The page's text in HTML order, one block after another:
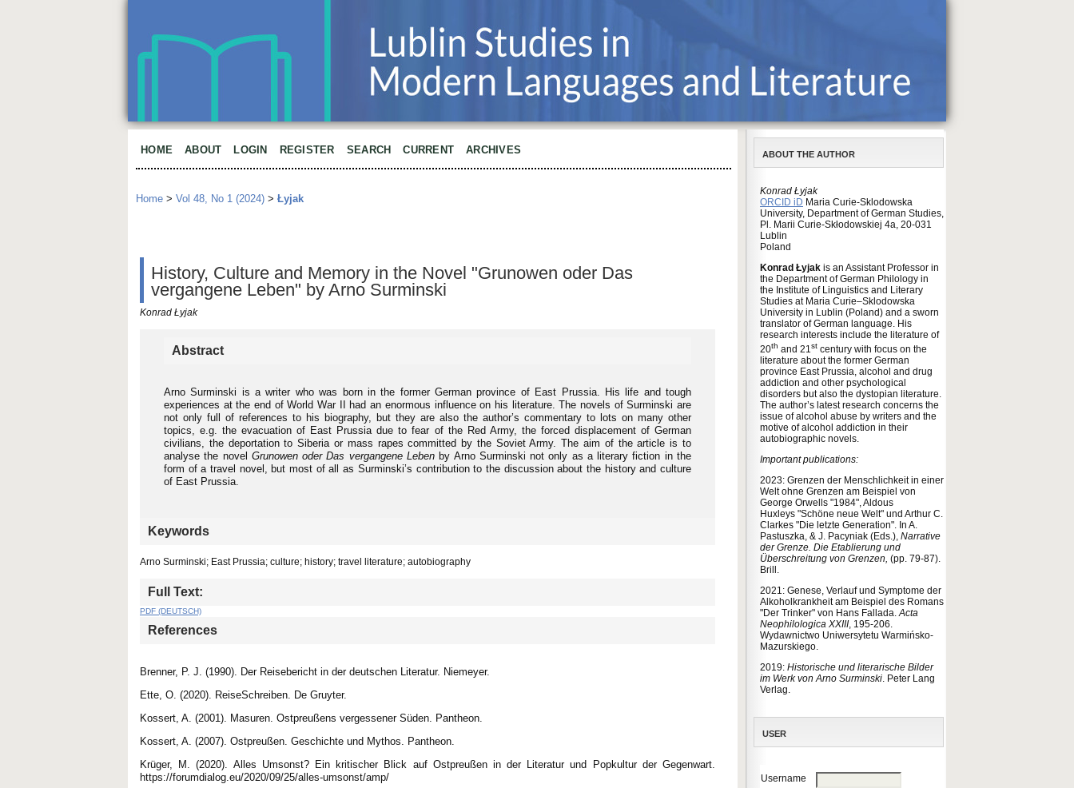
ABOUT THE AUTHOR
Konrad Łyjak
ORCID iD Maria Curie-Sklodowska
University, Department of German Studies,
Pl. Marii Curie-Skłodowskiej 4a, 20-031
Lublin
Poland
Konrad Łyjak is an Assistant Professor in
the Department of German Philology in
the Institute of Linguistics and Literary
Studies at Maria Curie–Sklodowska
University in Lublin (Poland) and a sworn
translator of German language. His
research interests include the literature of
20th and 21st century with focus on the
literature about the former German
province East Prussia, alcohol and drug
addiction and other psychological
disorders but also the dystopian literature.
The author’s latest research concerns the
issue of alcohol abuse by writers and the
motive of alcohol addiction in their
autobiographic novels.
Important publications:
2023: Grenzen der Menschlichkeit in einer
Welt ohne Grenzen am Beispiel von
George Orwells "1984", Aldous
Huxleys "Schöne neue Welt" und Arthur C.
Clarkes "Die letzte Generation". In A.
Pastuszka, & J. Pacyniak (Eds.), Narrative
der Grenze. Die Etablierung und
Überschreitung von Grenzen, (pp. 79-87).
Brill.
2021: Genese, Verlauf und Symptome der
Alkoholkrankheit am Beispiel des Romans
"Der Trinker" von Hans Fallada.Acta
Neophilologica XXIII, 195-206.
Wydawnictwo Uniwersytetu Warmińsko-
Mazurskiego.
2019: Historische und literarische Bilder
im Werk von Arno Surminski. Peter Lang
Verlag.
USER
Username
HOME ABOUT LOGIN REGISTER SEARCH CURRENT ARCHIVES
Home > Vol 48, No 1 (2024) > Łyjak
History, Culture and Memory in the Novel "Grunowen oder Das
vergangene Leben" by Arno Surminski
Konrad Łyjak
Abstract
Arno Surminski is a writer who was born in the former German province of East Prussia. His life and tough
experiences at the end of World War II had an enormous influence on his literature. The novels of Surminski are
not only full of references to his biography, but they are also the author’s commentary to lots on many other
topics, e.g. the evacuation of East Prussia due to fear of the Red Army, the forced displacement of German
civilians, the deportation to Siberia or mass rapes committed by the Soviet Army. The aim of the article is to
analyse the novel Grunowen oder Das vergangene Lebenby Arno Surminski not only as a literary fiction in the
form of a travel novel, but most of all as Surminski’s contribution to the discussion about the history and culture
of East Prussia.
Keywords
Arno Surminski; East Prussia; culture; history; travel literature; autobiography
Full Text:
PDF (DEUTSCH)
References
Brenner, P. J. (1990). Der Reisebericht in der deutschen Literatur. Niemeyer.
Ette, O. (2020). ReiseSchreiben. De Gruyter.
Kossert, A. (2001). Masuren. Ostpreußens vergessener Süden. Pantheon.
Kossert, A. (2007). Ostpreußen. Geschichte und Mythos. Pantheon.
Krüger, M. (2020). Alles Umsonst? Ein kritischer Blick auf Ostpreußen in der Literatur und Popkultur der Gegenwart.
https://forumdialog.eu/2020/09/25/alles-umsonst/amp/